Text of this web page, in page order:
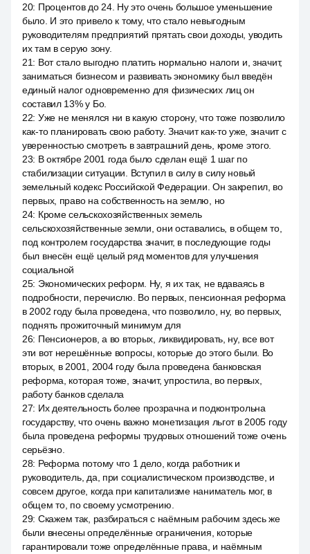
20: Процентов до 24. Ну это очень большое уменьшение
было. И это привело к тому, что стало невыгодным
руководителям предприятий прятать свои доходы, уводить
их там в серую зону.
21: Вот стало выгодно платить нормально налоги и, значит,
заниматься бизнесом и развивать экономику был введён
единый налог одновременно для физических лиц он
составил 13% y Бо.
22: Уже не менялся ни в какую сторону, что тоже позволило
как-то планировать свою работу. Значит как-то уже, значит с
уверенностью смотреть в завтрашний день, кроме этого.
23: В октябре 2001 года было сделан ещё 1 шаг по
стабилизации ситуации. Вступил в силу в силу новый
земельный кодекс Российской Федерации. Он закрепил, во
первых, право на собственность на землю, но
24: Кроме сельскохозяйственных земель
сельскохозяйственные земли, они оставались, в общем то,
под контролем государства значит, в последующие годы
был внесён ещё целый ряд моментов для улучшения
социальной
25: Экономических реформ. Ну, я их так, не вдаваясь в
подробности, перечислю. Во первых, пенсионная реформа
в 2002 году была проведена, что позволило, ну, во первых,
поднять прожиточный минимум для
26: Пенсионеров, а во вторых, ликвидировать, ну, все вот
эти вот нерешённые вопросы, которые до этого были. Во
вторых, в 2001, 2004 году была проведена банковская
реформа, которая тоже, значит, упростила, во первых,
работу банков сделала
27: Их деятельность более прозрачна и подконтрольна
государству, что очень важно монетизация льгот в 2005 году
была проведена реформы трудовых отношений тоже очень
серьёзно.
28: Реформа потому что 1 дело, когда работник и
руководитель, да, при социалистическом производстве, и
совсем другое, когда при капитализме наниматель мог, в
общем то, по своему усмотрению.
29: Скажем так, разбираться с наёмным рабочим здесь же
были внесены определённые ограничения, которые
гарантировали тоже определённые права, и наёмным